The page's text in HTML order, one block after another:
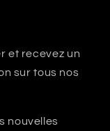
et recevez un
sur tous nos
nouvelles